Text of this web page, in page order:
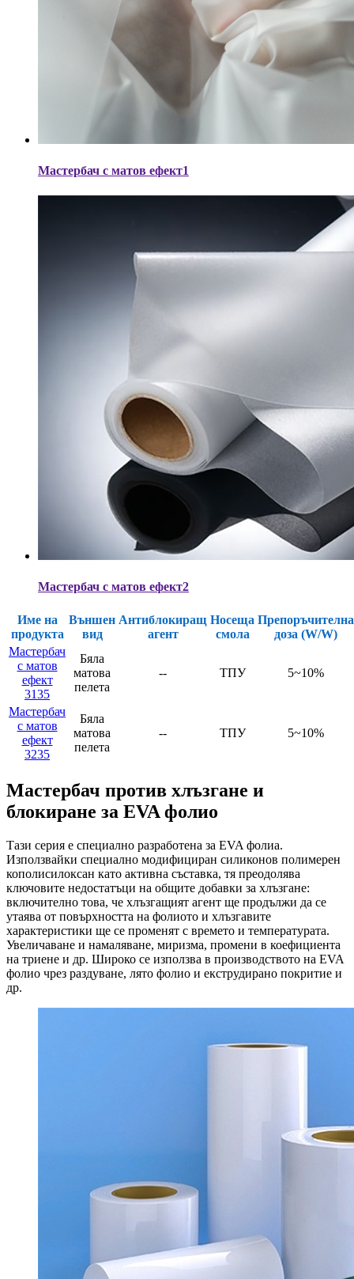
Мастербач с матов ефект1
Мастербач с матов ефект2
Име на
продукта
Външен
вид
Антиблокиращ
агент
Носеща
смола
Препоръчителна
доза (W/W)
Мастербач
с матов
ефект
3135
Бяла
матова
пелета
-- ТПУ 5~10%
Мастербач
с матов
ефект
3235
Бяла
матова
пелета
-- ТПУ 5~10%
Мастербач против хлъзгане и
блокиране за EVA фолио
Тази серия е специално разработена за EVA фолиа.
Използвайки специално модифициран силиконов полимерен
кополисилоксан като активна съставка, тя преодолява
ключовите недостатъци на общите добавки за хлъзгане:
включително това, че хлъзгащият агент ще продължи да се
утаява от повърхността на фолиото и хлъзгавите
характеристики ще се променят с времето и температурата.
Увеличаване и намаляване, миризма, промени в коефициента
на триене и др. Широко се използва в производството на EVA
фолио чрез раздуване, лято фолио и екструдирано покритие и
др.